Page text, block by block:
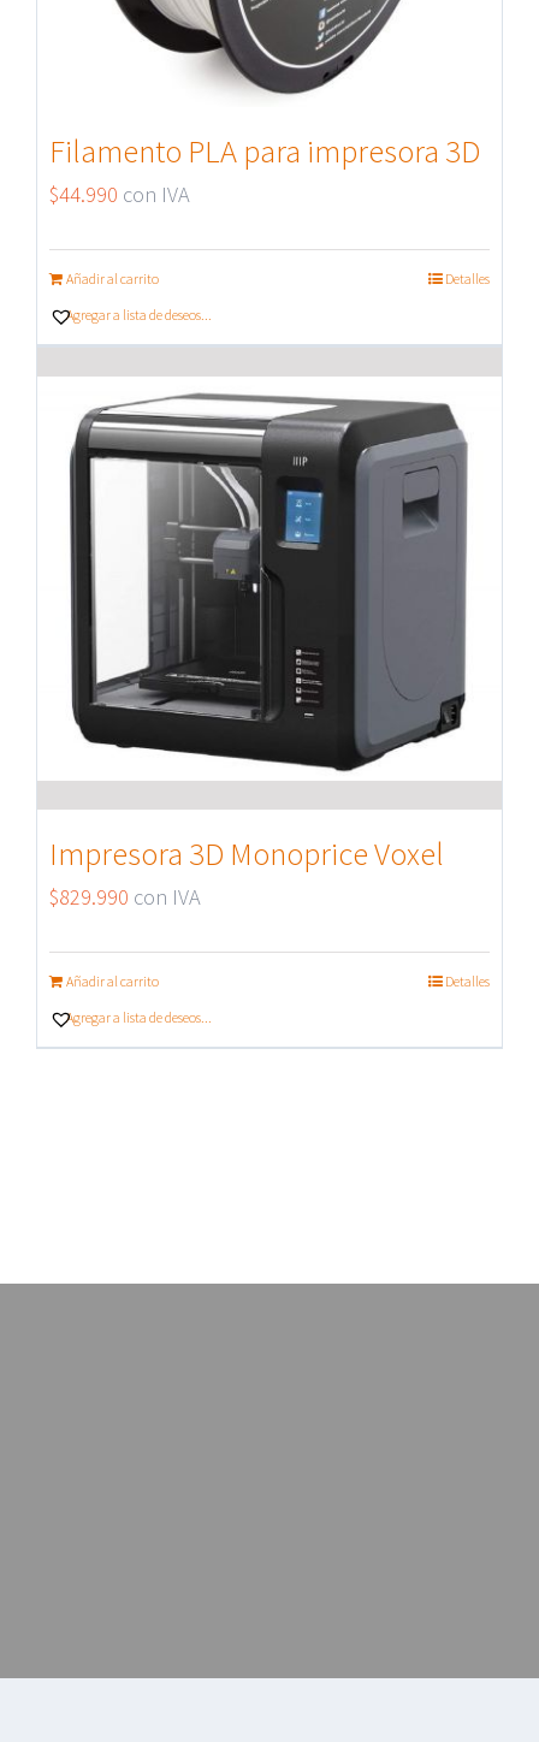
Filamento PLA para impresora 3D
$44.990 con IVA
Añadir al carrito
Detalles
Agregar a lista de deseos...
Impresora 3D Monoprice Voxel
$829.990 con IVA
Añadir al carrito
Detalles
Agregar a lista de deseos...